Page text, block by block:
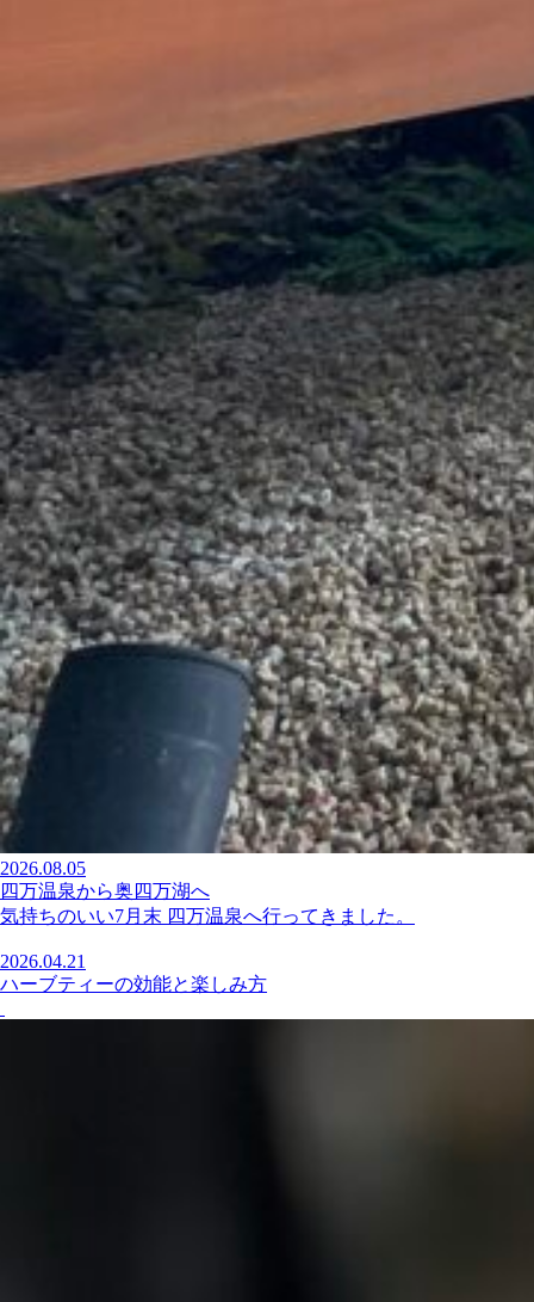
2026.08.05
四万温泉から奥四万湖へ
気持ちのいい7月末 四万温泉へ行ってきました。
2026.04.21
ハーブティーの効能と楽しみ方